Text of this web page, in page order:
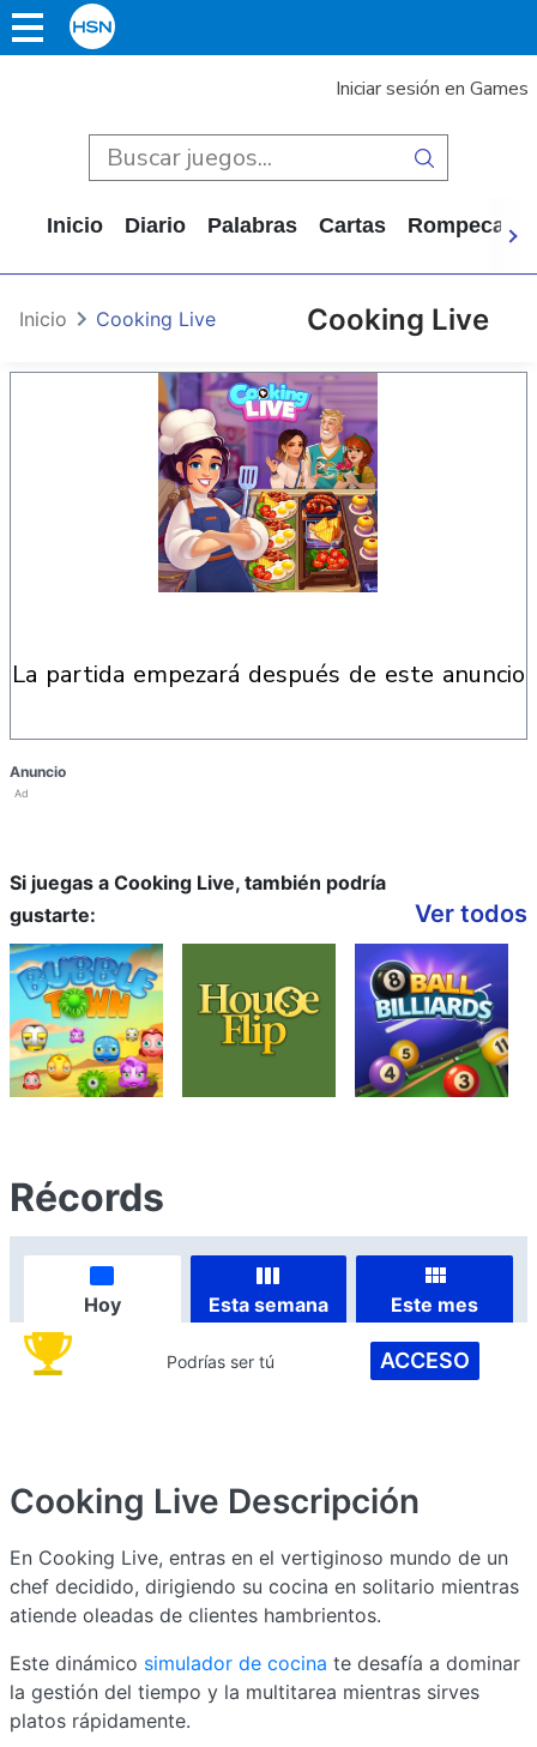
Iniciar sesión en Games
Inicio Diario Palabras Cartas
Cooking Live
Inicio Cooking Live
la partida empezará después de este anuncio
Anuncio
Ad
Si juegas a Cooking Live, también podría
gustarte:
Ver todos
Récords
Hoy Esta semana Este mes
Podrías ser tú ACCESO
Cooking Live Descripción
En Cooking Live, entras en el vertiginoso mundo de un
chef decidido, dirigiendo su cocina en solitario mientras
atiende oleadas de clientes hambrientos.
Este dinámico simulador de cocina te desafía a dominar
la gestión del tiempo y la multitarea mientras sirves
platos rápidamente.